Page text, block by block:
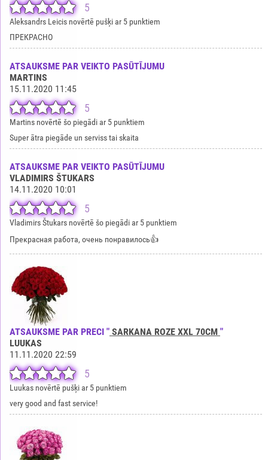
5
Aleksandrs Leicis novērtē pušķi ar 5 punktiem
ПРЕКРАСНО
ATSAUKSME PAR VEIKTO PASŪTĪJUMU
MARTINS
15.11.2020 11:45
5
Martins novērtē šo piegādi ar 5 punktiem
Super ātra piegāde un serviss tai skaita
ATSAUKSME PAR VEIKTO PASŪTĪJUMU
VLADIMIRS ŠTUKARS
14.11.2020 10:01
5
Vladimirs Štukars novērtē šo piegādi ar 5 punktiem
Прекрасная работа, очень понравилось👍
ATSAUKSME PAR PRECI " SARKANA ROZE XXL 70CM "
LUUKAS
11.11.2020 22:59
5
Luukas novērtē pušķi ar 5 punktiem
very good and fast service!